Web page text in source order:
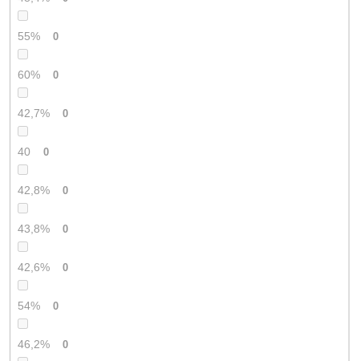
55% 0
60% 0
42,7% 0
40 0
42,8% 0
43,8% 0
42,6% 0
54% 0
46,2% 0